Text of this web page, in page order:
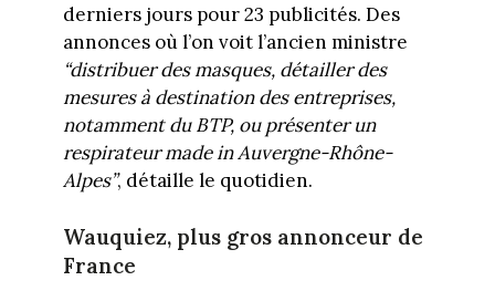
derniers jours pour 23 publicités. Des
annonces où l’on voit l’ancien ministre
“distribuer des masques, détailler des
mesures à destination des entreprises,
notamment du BTP, ou présenter un
respirateur made in Auvergne-Rhône-
Alpes”, détaille le quotidien.
Wauquiez, plus gros annonceur de
France